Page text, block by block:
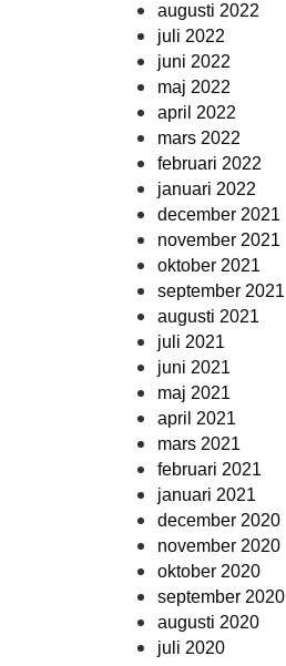
augusti 2022
juli 2022
juni 2022
maj 2022
april 2022
mars 2022
februari 2022
januari 2022
december 2021
november 2021
oktober 2021
september 2021
augusti 2021
juli 2021
juni 2021
maj 2021
april 2021
mars 2021
februari 2021
januari 2021
december 2020
november 2020
oktober 2020
september 2020
augusti 2020
juli 2020